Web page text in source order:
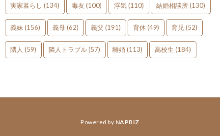
実家暮らし (134) 毒友(100) 浮気(110) 結婚相談所(130)
義妹 (156) 義母(62) 義父 (191) 育休 (49) 育児 (52)
隣人 (59) 隣人トラブル(57) 離婚(113) 高校生 (184)
Powered by NAPBIZ